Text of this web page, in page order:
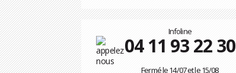
Infoline
04 11 93 22 30
Fermé le 14/07 et le 15/08